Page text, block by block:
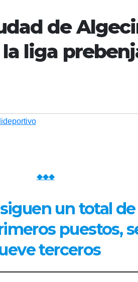
de
liga
◆◆◆
un total
puestos,
terceros